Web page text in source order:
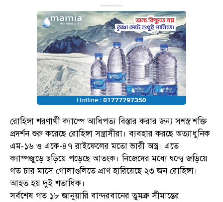
---------
রোহিঙ্গা শরণার্থী ক্যাম্পে আধিপত্য বিস্তার করার জন্য সশস্ত্র শক্তি
প্রদর্শন শুরু করেছে রোহিঙ্গা সন্ত্রাসীরা। ব্যবহার করছে অত্যাধুনিক
এম-১৬ ও একে-৪৭ রাইফেলের মতো ভারী অস্ত্র। এতে
ক্যাম্পজুড়ে ছড়িয়ে পড়েছে আতংক। নিজেদের মধ্যে দ্বন্দ্বে জড়িয়ে
গত চার মাসে গোলাগুলিতে প্রাণ হারিয়েছে ২৩ জন রোহিঙ্গা।
আহত হয় দুই শতাধিক।
সর্বশেষ গত ১৮ জানুয়ারি বান্দরবানের তুমব্রু সীমান্তের